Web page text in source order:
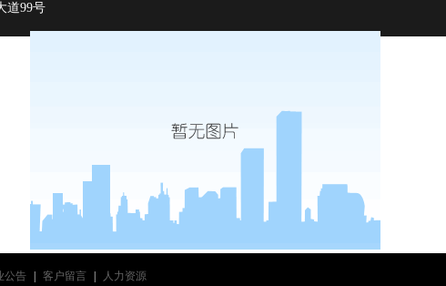
道99号
公告 客户留言 人力资源